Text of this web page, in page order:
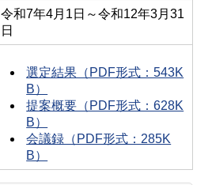
令和7年4月1日～令和12年3月31
日
選定結果（PDF形式：543K
B）
提案概要（PDF形式：628K
B）
会議録（PDF形式：285K
B）